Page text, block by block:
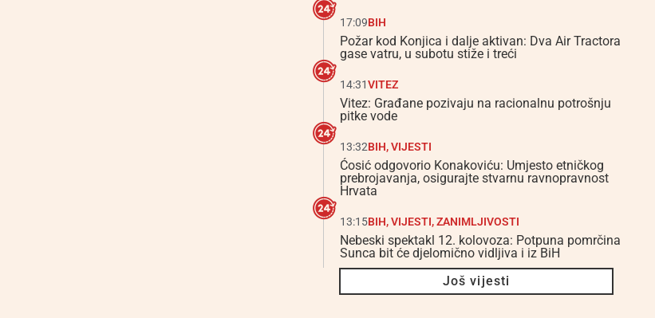
17:09BIH
Požar kod Konjica i dalje aktivan: Dva Air Tractora
gase vatru, u subotu stiže i treći
14:31VITEZ
Vitez: Građane pozivaju na racionalnu potrošnju
pitke vode
13:32BIH,VIJESTI
Ćosić odgovorio Konakoviću: Umjesto etničkog
prebrojavanja, osigurajte stvarnu ravnopravnost
Hrvata
13:15BIH,VIJESTI,ZANIMLJIVOSTI
Nebeski spektakl 12. kolovoza: Potpuna pomrčina
Sunca bit će djelomično vidljiva i iz BiH
Još vijesti